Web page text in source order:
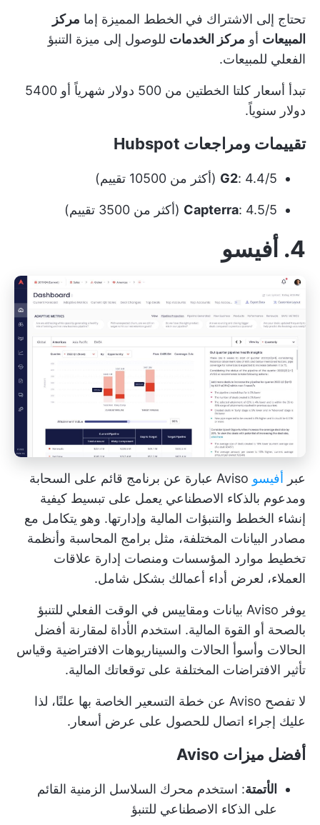
تحتاج إلى الاشتراك في الخطط المميزة إما مركز
المبيعات أو مركز الخدمات للوصول إلى ميزة التنبؤ
الفعلي للمبيعات.
تبدأ أسعار كلتا الخطتين من 500 دولار شهرياً أو 5400
دولار سنوياً.
تقييمات ومراجعات Hubspot
G2: 4.4/5 (أكثر من 10500 تقييم)
Capterra: 4.5/5 (أكثر من 3500 تقييم)
4. أفيسو
عبر أفيسو
Aviso عبارة عن برنامج قائم على السحابة
ومدعوم بالذكاء الاصطناعي يعمل على تبسيط كيفية
إنشاء الخطط والتنبؤات المالية وإدارتها. وهو يتكامل مع
مصادر البيانات المختلفة، مثل برامج المحاسبة وأنظمة
تخطيط موارد المؤسسات ومنصات إدارة علاقات
العملاء، لعرض أداء أعمالك بشكل شامل.
يوفر Aviso بيانات ومقاييس في الوقت الفعلي للتنبؤ
بالصحة أو القوة المالية. استخدم الأداة لمقارنة أفضل
الحالات وأسوأ الحالات والسيناريوهات الافتراضية وقياس
تأثير الافتراضات المختلفة على توقعاتك المالية.
لا تفصح Aviso عن خطة التسعير الخاصة بها علنًا، لذا
عليك إجراء اتصال للحصول على عرض أسعار.
أفضل ميزات Aviso
الأتمتة: استخدم محرك السلاسل الزمنية القائم
على الذكاء الاصطناعي للتنبؤ